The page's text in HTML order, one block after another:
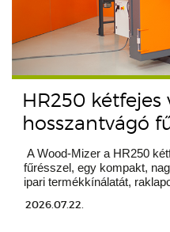
HR250 kétfejes
hosszantvágó
A Wood-Mizer a HR250
fűrésszel, egy kompakt,
ipari termékkínálatát,
2026.07.22.